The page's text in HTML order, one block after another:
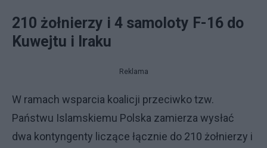
210 żołnierzy i 4 samoloty F-16 do
Kuwejtu i Iraku
Reklama
W ramach wsparcia koalicji przeciwko tzw.
Państwu Islamskiemu Polska zamierza wysłać
dwa kontyngenty liczące łącznie do 210 żołnierzy i